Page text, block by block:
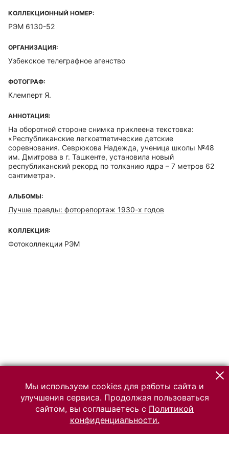
КОЛЛЕКЦИОННЫЙ НОМЕР:
РЭМ 6130-52
ОРГАНИЗАЦИЯ:
Узбекское телеграфное агенство
ФОТОГРАФ:
Клемперт Я.
АННОТАЦИЯ:
На оборотной стороне снимка приклеена текстовка:
«Республиканские легкоатлетические детские
соревнования. Севрюкова Надежда, ученица школы №48
им. Дмитрова в г. Ташкенте, установила новый
республиканский рекорд по толканию ядра – 7 метров 62
сантиметра».
АЛЬБОМЫ:
Лучше правды: фоторепортаж 1930-х годов
КОЛЛЕКЦИЯ:
Фотоколлекции РЭМ
Мы используем cookies для работы сайта и
улучшения сервиса. Продолжая пользоваться
сайтом, вы соглашаетесь с Политикой
конфиденциальности.